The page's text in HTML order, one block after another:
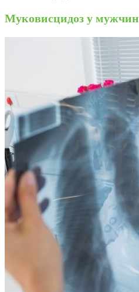
Муковисцидоз у мужчин